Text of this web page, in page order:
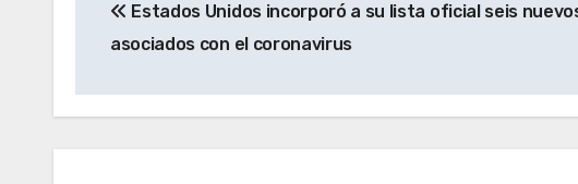
Estados Unidos incorporó a su lista oficial seis
asociados con el coronavirus